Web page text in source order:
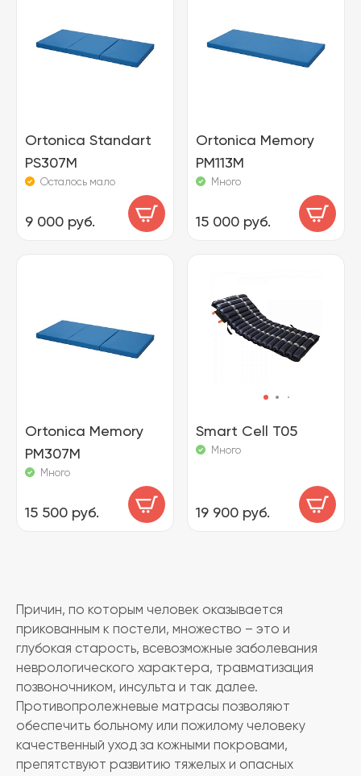
Ortonica Standart
PS307M
Осталось мало
9 000 руб.
Ortonica Memory
PM113M
Много
15 000 руб.
Ortonica Memory
PM307M
Много
15 500 руб.
Smart Cell T05
Много
19 900 руб.
Причин, по которым человек оказывается
прикованным к постели, множество – это и
глубокая старость, всевозможные заболевания
неврологического характера, травматизация
позвоночником, инсульта и так далее.
Противопролежневые матрасы позволяют
обеспечить больному или пожилому человеку
качественный уход за кожными покровами,
препятствуют развитию тяжелых и опасных